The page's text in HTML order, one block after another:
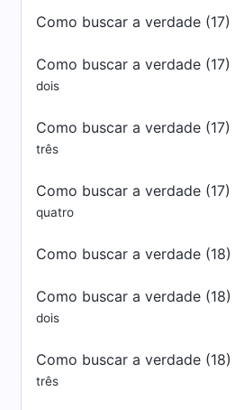
Como buscar a verdade (17)
Como buscar a verdade (17)
dois
Como buscar a verdade (17)
três
Como buscar a verdade (17)
quatro
Como buscar a verdade (18)
Como buscar a verdade (18)
dois
Como buscar a verdade (18)
três